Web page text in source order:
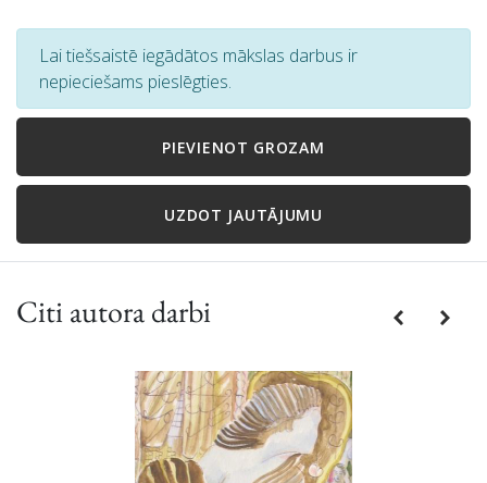
Lai tiešsaistē iegādātos mākslas darbus ir
nepieciešams pieslēgties.
PIEVIENOT GROZAM
UZDOT JAUTĀJUMU
Citi autora darbi PreviousNext